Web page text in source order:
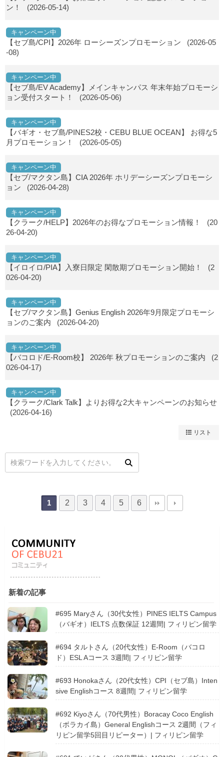
ン！
(2026-05-14)
キャンペーン中
【セブ島/CPI】2026年 ローシーズンプロモーション (2026-05
-08)
キャンペーン中
【セブ島/EV Academy】メインキャンパス 年末年始プロモーシ
ョン受付スタート！
(2026-05-06)
キャンペーン中
【バギオ・セブ島/PINES2校・CEBU BLUE OCEAN】 お得な5
月プロモーション！
(2026-05-05)
キャンペーン中
【セブ/マクタン島】CIA 2026年 ホリデーシーズンプロモーシ
ョン
(2026-04-28)
キャンペーン中
【クラーク/HELP】2026年のお得なプロモーション情報！
(20
26-04-20)
キャンペーン中
【イロイロ/PIA】入寮日限定 閑散期プロモーション開始！
(2
026-04-20)
キャンペーン中
【セブ/マクタン島】Genius English 2026年9月限定プロモーシ
ョンのご案内 (2026-04-20)
キャンペーン中
【バコロド/E-Room校】 2026年 秋プロモーションのご案内 (2
026-04-17)
キャンペーン中
【クラーク/Clark Talk】よりお得な2大キャンペーンのお知らせ
(2026-04-16)
リスト
1 2 3 4 5 6
新着の記事
#695 Maryさん（30代女性）PINES IELTS Campus
（バギオ）IELTS 点数保証 12週間| フィリピン留学
#694 タルトさん（20代女性）E-Room（バコロ
ド）ESL Aコース 3週間| フィリピン留学
#693 Honokaさん（20代女性）CPI（セブ島）Inten
sive Englishコース 8週間| フィリピン留学
#692 Kiyoさん（70代男性）Boracay Coco English
（ボラカイ島）General Englishコース 2週間（フィ
リピン留学5回目リピーター）| フィリピン留学